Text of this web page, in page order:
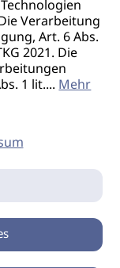
Verarbeitung
Art. 6 Abs.
2021. Die
1 lit....Mehr